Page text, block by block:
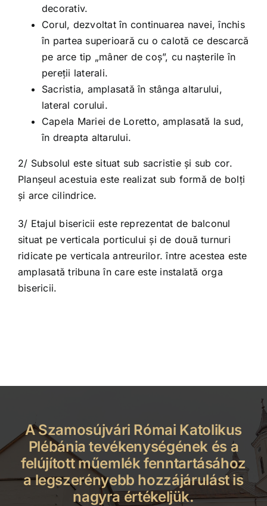
decorativ.
Corul, dezvoltat în continuarea navei, închis
în partea superioară cu o calotă ce descarcă
pe arce tip „mâner de coș”, cu nașterile în
pereții laterali.
Sacristia, amplasată în stânga altarului,
lateral corului.
Capela Mariei de Loretto, amplasată la sud,
în dreapta altarului.
2/ Subsolul este situat sub sacristie și sub cor.
Planșeul acestuia este realizat sub formă de bolți
și arce cilindrice.
3/ Etajul bisericii este reprezentat de balconul
situat pe verticala porticului și de două turnuri
ridicate pe verticala antreurilor. între acestea este
amplasată tribuna în care este instalată orga
bisericii.
A Szamosújvári Római Katolikus
Plébánia tevékenységének és a
felújított műemlék fenntartásához
a legszerényebb hozzájárulást is
nagyra értékeljük.